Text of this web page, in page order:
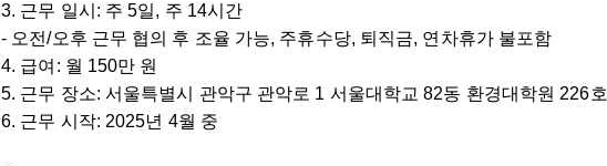
3. 근무 일시: 주 5일, 주 14시간
- 오전/오후 근무 협의 후 조율 가능, 주휴수당, 퇴직금, 연차휴가 불포함
4. 급여: 월 150만 원
5. 근무 장소: 서울특별시 관악구 관악로 1 서울대학교 82동 환경대학원 226호
6. 근무 시작: 2025년 4월 중